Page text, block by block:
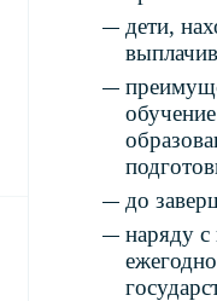
дети,
до
наряду с